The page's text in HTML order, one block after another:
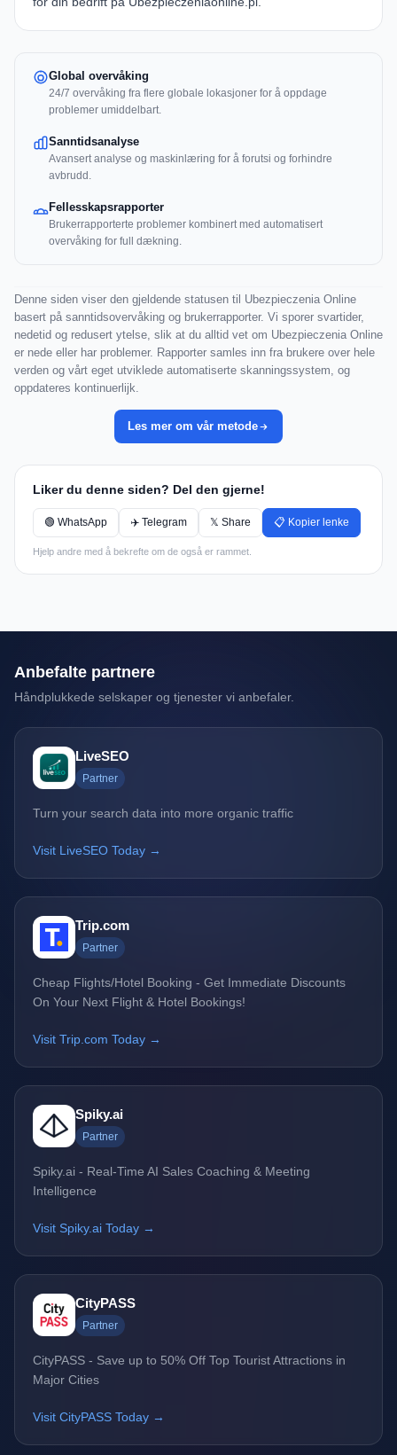
Global overvåking
24/7 overvåking fra flere globale lokasjoner for å oppdage
problemer umiddelbart.
Sanntidsanalyse
Avansert analyse og maskinlæring for å forutsi og forhindre
avbrudd.
Fellesskapsrapporter
Brukerrapporterte problemer kombinert med automatisert
overvåking for full dækning.
Denne siden viser den gjeldende statusen til Ubezpieczenia Online
basert på sanntidsovervåking og brukerrapporter. Vi sporer svartider,
nedetid og redusert ytelse, slik at du alltid vet om Ubezpieczenia Online
er nede eller har problemer. Rapporter samles inn fra brukere over hele
verden og vårt eget utviklede automatiserte skanningssystem, og
oppdateres kontinuerlijk.
Les mer om vår metode
Liker du denne siden? Del den gjerne!
🟢 WhatsApp ✈️ Telegram 𝕏 Share 📋 Kopier lenke
Hjelp andre med å bekrefte om de også er rammet.
Anbefalte partnere
Håndplukkede selskaper og tjenester vi anbefaler.
LiveSEO
Partner
Turn your search data into more organic traffic
Visit LiveSEO Today →
Trip.com
Partner
Cheap Flights/Hotel Booking - Get Immediate Discounts
On Your Next Flight & Hotel Bookings!
Visit Trip.com Today →
Spiky.ai
Partner
Spiky.ai - Real-Time AI Sales Coaching & Meeting
Intelligence
Visit Spiky.ai Today →
CityPASS
Partner
CityPASS - Save up to 50% Off Top Tourist Attractions in
Major Cities
Visit CityPASS Today →